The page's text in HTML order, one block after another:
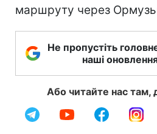
маршруту через
Не пропустіть
наші
Або читайте нас там,